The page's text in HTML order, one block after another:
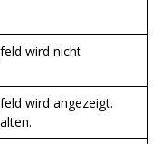
wird nicht
wird angezeigt.